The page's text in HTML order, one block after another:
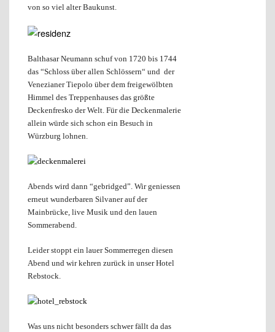
von so viel alter Baukunst.
Balthasar Neumann schuf von 1720 bis 1744
das “Schloss über allen Schlössern“ und der
Venezianer Tiepolo über dem freigewölbten
Himmel des Treppenhauses das größte
Deckenfresko der Welt. Für die Deckenmalerie
allein würde sich schon ein Besuch in
Würzburg lohnen.
Abends wird dann “gebridged”. Wir geniessen
erneut wunderbaren Silvaner auf der
Mainbrücke, live Musik und den lauen
Sommerabend.
Leider stoppt ein lauer Sommerregen diesen
Abend und wir kehren zurück in unser Hotel
Rebstock.
Was uns nicht besonders schwer fällt da das